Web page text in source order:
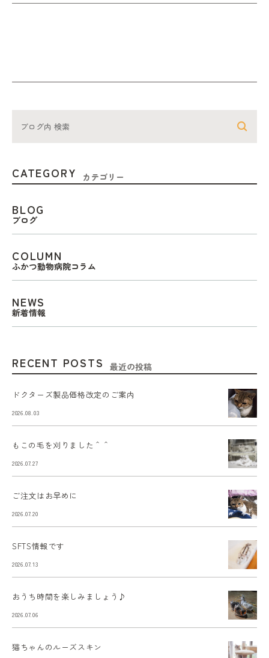
CATEGORY カテゴリー
BLOG
ブログ
COLUMN
ふかつ動物病院コラム
NEWS
新着情報
RECENT POSTS 最近の投稿
ドクターズ製品価格改定のご案内
2026.08.03
もこの毛を刈りました＾＾
2026.07.27
ご注文はお早めに
2026.07.20
SFTS情報です
2026.07.13
おうち時間を楽しみましょう♪
2026.07.06
猫ちゃんのルーズスキン